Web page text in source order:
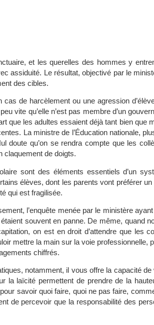
et les querelles des hommes y
assiduité. Le résultat, objectivé par le
des cibles.
de harcèlement ou une agression
vite qu’elle n’est pas membre d’un
que les adultes essaient déjà tant bien que
La ministre de l’Éducation nationale,
doute qu’on se rendra compte que les
claquement de doigts.
sont des éléments essentiels d’un
élèves, dont les parents vont préférer
qui est fragilisée.
l’enquête menée par le ministère ayant
souvent en panne. De même, quand
on est en droit d’attendre que les
mettre la main sur la voie professionnelle,
chiffrés.
notamment, il vous offre la capacité de
la laïcité permettent de prendre de la
savoir quoi faire, quoi ne pas faire,
de percevoir que la responsabilité des